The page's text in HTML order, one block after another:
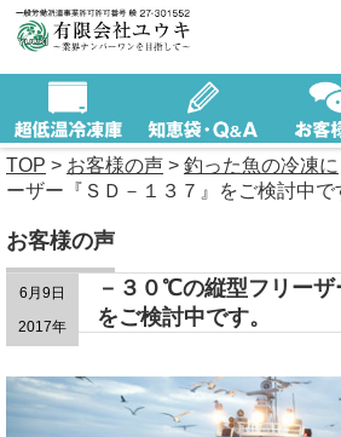
TOP > お客様の声 > 釣った魚の冷凍に
ーザー『ＳＤ－１３７』をご検討中で
お客様の声
6月9日
2017年
－３０℃の縦型フリーザ
をご検討中です。